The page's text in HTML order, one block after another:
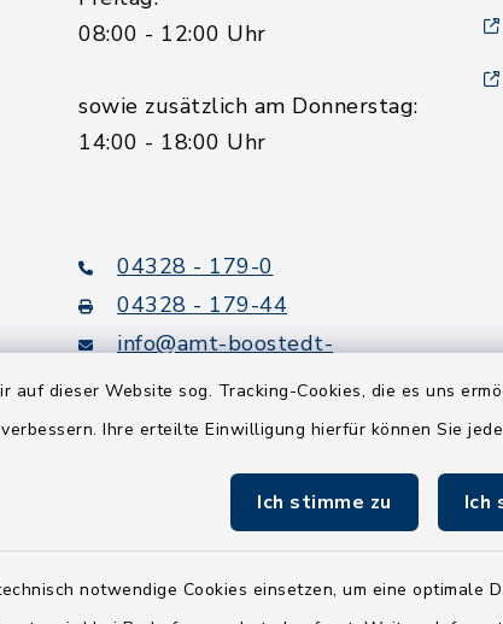
auf dieser Website sog. Tracking-Cookies, die es uns
Ihre erteilte Einwilligung hierfür können Sie
Ich stimme zu Ich
notwendige Cookies einsetzen, um eine
08:00 - 12:00 Uhr
sowie zusätzlich am Donnerstag:
14:00 - 18:00 Uhr
04328 - 179-0
04328 - 179-44
info@amt-boostedt-